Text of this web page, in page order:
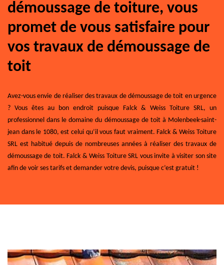
démoussage de toiture, vous
promet de vous satisfaire pour
vos travaux de démoussage de
toit
Avez-vous envie de réaliser des travaux de démoussage de toit en urgence
? Vous êtes au bon endroit puisque Falck & Weiss Toiture SRL, un
professionnel dans le domaine du démoussage de toit à Molenbeek-saint-
jean dans le 1080, est celui qu’il vous faut vraiment. Falck & Weiss Toiture
SRL est habitué depuis de nombreuses années à réaliser des travaux de
démoussage de toit. Falck & Weiss Toiture SRL vous invite à visiter son site
afin de voir ses tarifs et demander votre devis, puisque c’est gratuit !